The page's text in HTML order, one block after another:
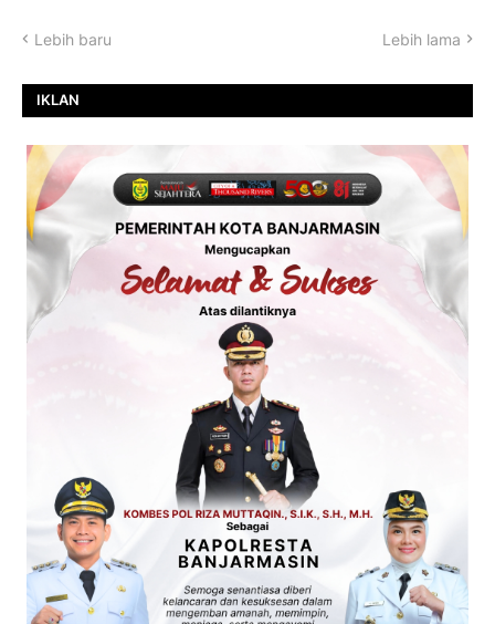
Lebih baru Lebih lama
IKLAN